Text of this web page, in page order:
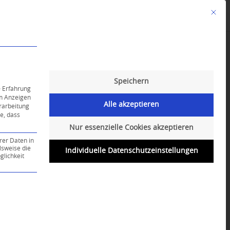
Mit
Erfahrung
Anzeigen
dass
Daten in
die
ist essenziell und kann nicht abgewählt
Speichern
Alle akzeptieren
Nur essenzielle Cookies akzeptieren
Individuelle Datenschutzeinstellungen